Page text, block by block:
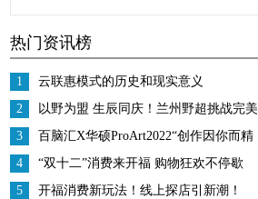
又遮丑，用起来方便
热门资讯榜
1
云联惠模式的历史和现实意义
2
以野为盟 生辰同庆！兰州野超挑战完美
收官
3
百脑汇X华硕ProArt2022“创作因你而精
彩”摄影沙龙活动 长春站圆满结束
4
“双十二”消费来开福 购物狂欢不停歇
5
开福消费新玩法！线上探店引新潮！